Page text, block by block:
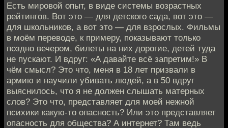
Есть мировой опыт, в виде системы возрастных
рейтингов. Вот это — для детского сада, вот это —
для школьников, а вот это — для взрослых. Фильмы
в моём переводе, к примеру, показывают только
поздно вечером, билеты на них дорогие, детей туда
не пускают. И вдруг: «А давайте всё запретим!» В
чём смысл? Это что, меня в 18 лет призвали в
армию и научили убивать людей, а в 50 вдруг
выяснилось, что я не должен слышать матерных
слов? Это что, представляет для моей нежной
психики какую-то опасность? Или это представляет
опасность для общества? А интернет? Там ведь